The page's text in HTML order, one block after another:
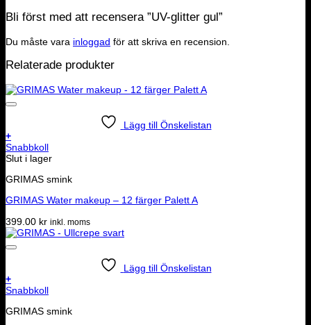
Bli först med att recensera ”UV-glitter gul”
Du måste vara inloggad för att skriva en recension.
Relaterade produkter
Lägg till Önskelistan
+
Snabbkoll
Slut i lager
GRIMAS smink
GRIMAS Water makeup – 12 färger Palett A
399.00 kr inkl. moms
Lägg till Önskelistan
+
Snabbkoll
GRIMAS smink